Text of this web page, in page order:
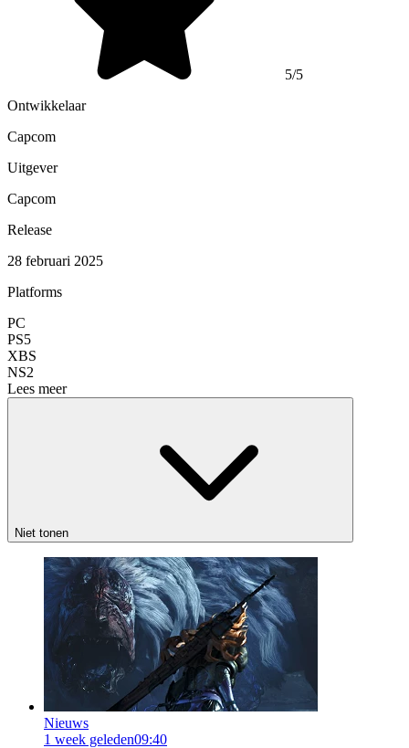
5/5
Ontwikkelaar
Capcom
Uitgever
Capcom
Release
28 februari 2025
Platforms
PC
PS5
XBS
NS2
Lees meer
Niet tonen
Nieuws
1 week geleden09:40